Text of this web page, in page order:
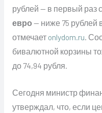
рублей — в первый раз
евро — ниже 75 рублей
отмечает onlydom.ru.
бивалютной корзины
до 74,94 рубля.
Сегодня министр
утверждал, что, если